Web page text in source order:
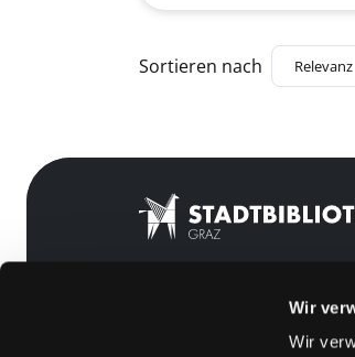
Wir
Wir
Zu den Suchfiltern
Sortieren nach